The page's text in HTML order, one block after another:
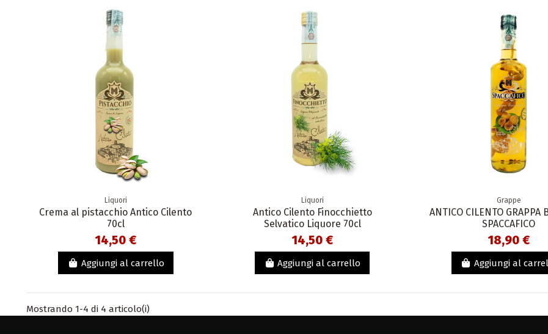
Liquori
Crema al pistacchio Antico Cilento
70cl
14,50 €
Aggiungi al carrello
Liquori
Antico Cilento Finocchietto
Selvatico Liquore 70cl
14,50 €
Aggiungi al carrello
Grappe
ANTICO CILENTO GRAPPA
SPACCAFICO
18,90 €
Aggiungi al
Mostrando 1-4 di 4 articolo(i)